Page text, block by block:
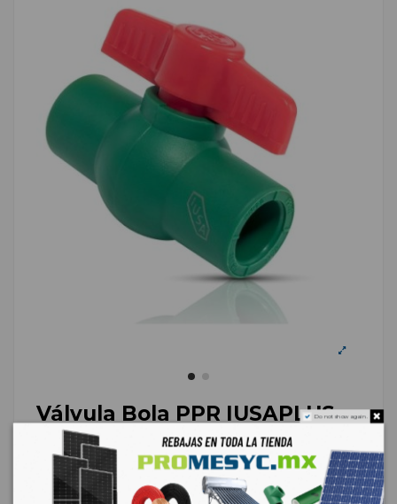
Válvula Bola PPR IUSAPLUS
25mm 3/4 caja 15 pzas
Marca: IUSA
Válvula Bola PPR IUSAPLUS 25mm 3/4 caja 15 pzas y todo lo relacionado
Do not show again.